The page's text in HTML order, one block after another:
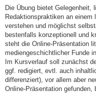
Die Übung bietet Gelegenheit,
Redaktionspraktiken an einem
verstehen und möglichst
bestenfalls konzeptionell und
steht die Online-Präsentation
mediengeschichtlicher Funde
Im Kursverlauf soll zunächst
ggf. redigiert, evtl. auch
differenziert), vor allem aber
Online-Präsentation gefunden,